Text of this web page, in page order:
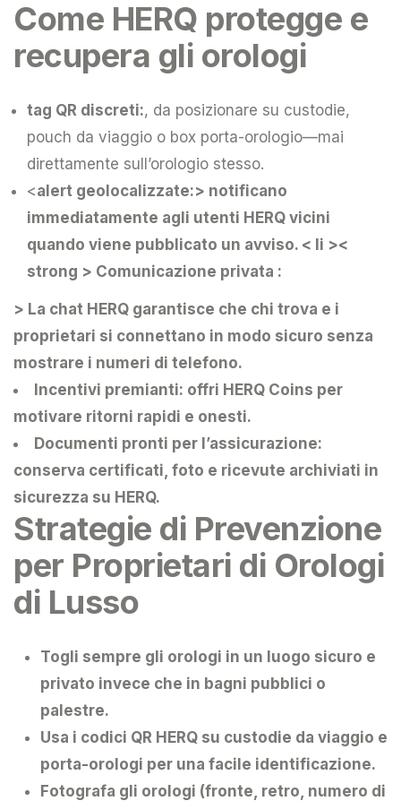
Come HERQ protegge e
recupera gli orologi
tag QR discreti:, da posizionare su custodie,
pouch da viaggio o box porta-orologio—mai
direttamente sull’orologio stesso.
<alert geolocalizzate:> notificano
immediatamente agli utenti HERQ vicini
quando viene pubblicato un avviso. < li ><
strong > Comunicazione privata :
> La chat HERQ garantisce che chi trova e i
proprietari si connettano in modo sicuro senza
mostrare i numeri di telefono.
Incentivi premianti: offri HERQ Coins per
motivare ritorni rapidi e onesti.
Documenti pronti per l’assicurazione:
conserva certificati, foto e ricevute archiviati in
sicurezza su HERQ.
Strategie di Prevenzione
per Proprietari di Orologi
di Lusso
Togli sempre gli orologi in un luogo sicuro e
privato invece che in bagni pubblici o
palestre.
Usa i codici QR HERQ su custodie da viaggio e
porta-orologi per una facile identificazione.
Fotografa gli orologi (fronte, retro, numero di